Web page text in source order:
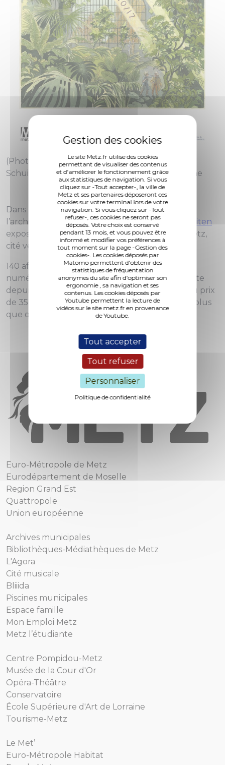
Le site Metz.fr utilise des cookies
permettant de visualiser des contenus
et d'améliorer le fonctionnement grâce
aux statistiques de navigation. Si vous
cliquez sur -Tout accepter-, la ville de
Metz et ses partenaires déposeront ces
cookies sur votre terminal lors de votre
navigation. Si vous cliquez sur -Tout
refuser-, ces cookies ne seront pas
déposés. Votre choix est conservé
pendant 13 mois, et vous pouvez être
informé et modifier vos préférences à
tout moment sur la page -Gestion des
cookies-. Les cookies déposés par
Matomo permettent d'obtenir des
statistiques de fréquentation
anonymes du site afin d'optimiser son
ergonomie , sa navigation et ses
contenus. Les cookies déposés par
Youtube permettent la lecture de
vidéos sur le site metz.fr en provenance
de Youtube.
Tout accepter
Tout refuser
Personnaliser
Politique de confidentialité
(Photo 1 de 1) L'affiche du panorama de Luc
Schuiten est en vente à la médiathèque Verlaine
Dans le cadre des 150 ans du Jardin botanique,
l’architecte paysagiste utopiste belgeLuc Schuiten
expose jusqu’au 29 octobre son panorama « Metz,
cité végétale en 2150 » sur l’Esplanade.
140 affiches/lithographies de son œuvre,
numérotées et signées par l’artiste, sont en vente
depuis le 4 juillet, à la médiathèque Verlaine, au prix
de 35 € l’unité. Avis aux amateurs : il n’en reste plus
que quelques exemplaires.
Euro-Métropole de Metz
Eurodépartement de Moselle
Region Grand Est
Quattropole
Union européenne
Archives municipales
Bibliothèques-Médiathèques de Metz
L'Agora
Cité musicale
Bliiida
Piscines municipales
Espace famille
Mon Emploi Metz
Metz l’étudiante
Centre Pompidou-Metz
Musée de la Cour d'Or
Opéra-Théâtre
Conservatoire
École Supérieure d'Art de Lorraine
Tourisme-Metz
Le Met’
Euro-Métropole Habitat